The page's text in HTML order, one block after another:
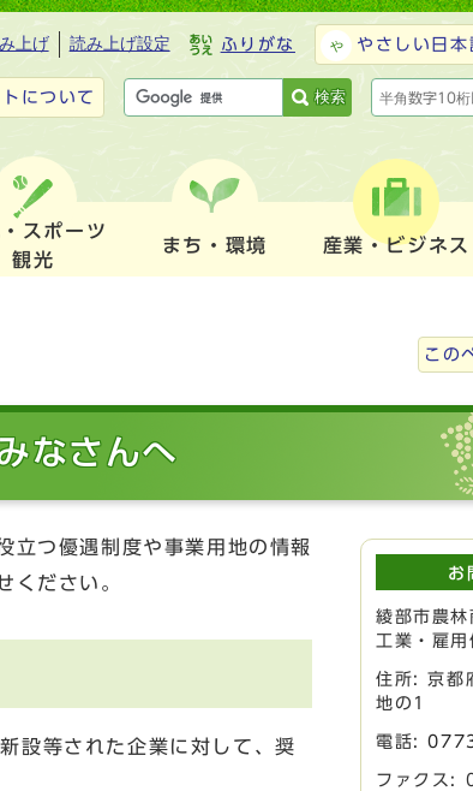
上げ 読み上げ設定 ふりがな やさしい日本
について 検索
スポーツ
観光
まち・環境 産業・ビジネス
この
なさんへ
立つ優遇制度や事業用地の情報
ください。
設等された企業に対して、奨
お
綾部市農
工業・雇用
住所: 京都
地の1
電話:
ファクス: